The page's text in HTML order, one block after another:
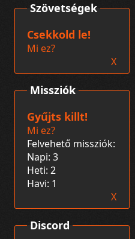
Discord
Missziók
Gyűjts killt!
Mi ez?
Felvehető missziók:
Napi: 3
Heti: 2
Havi: 1
X
Szövetségek
Csekkold le!
Mi ez?
X